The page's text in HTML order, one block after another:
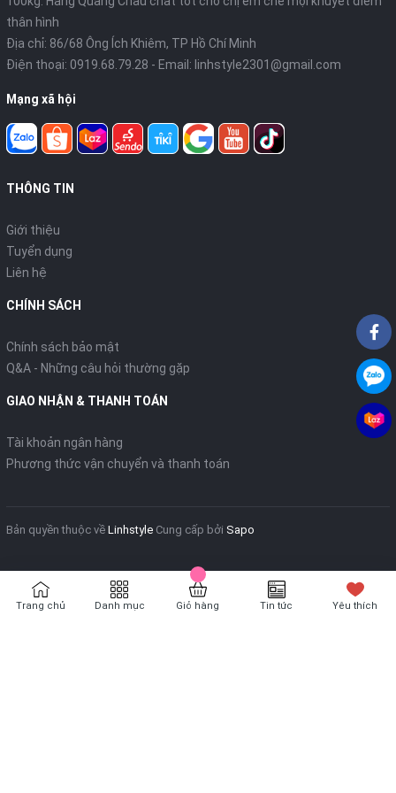
thân hình
Địa chỉ: 86/68 Ông Ích Khiêm, TP Hồ Chí Minh
Điện thoại: 0919.68.79.28 - Email: linhstyle2301@gmail.com
Mạng xã hội
THÔNG TIN
Giới thiệu
Tuyển dụng
Liên hệ
CHÍNH SÁCH
Chính sách bảo mật
Q&A - Những câu hỏi thường gặp
GIAO NHẬN & THANH TOÁN
Tài khoản ngân hàng
Phương thức vận chuyển và thanh toán
Bản quyền thuộc về Linhstyle Cung cấp bởi Sapo
Trang chủ Danh mục Giỏ hàng Tin tức Yêu thích